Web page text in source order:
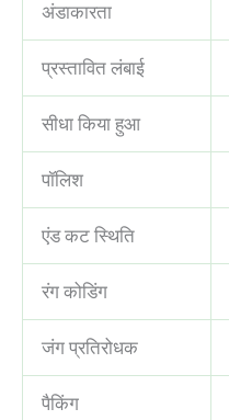
अंडाकारता
प्रस्तावित लंबाई
सीधा किया हुआ
पॉलिश
एंड कट स्थिति
रंग कोडिंग
जंग प्रतिरोधक
पैकिंग